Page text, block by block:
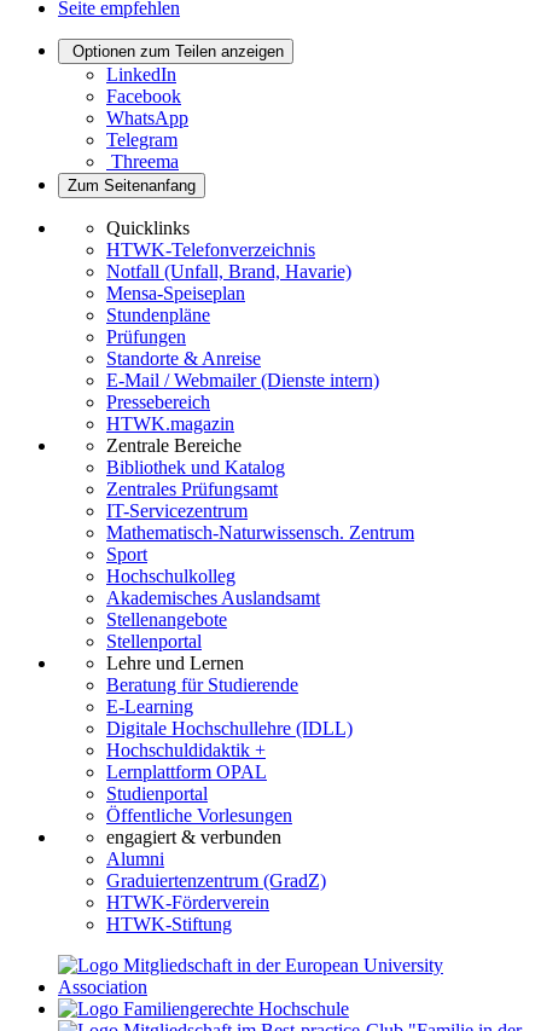
Seite empfehlen
Optionen zum Teilen anzeigen
LinkedIn
Facebook
WhatsApp
Telegram
Threema
Zum Seitenanfang
Quicklinks
HTWK-Telefonverzeichnis
Notfall (Unfall, Brand, Havarie)
Mensa-Speiseplan
Stundenpläne
Prüfungen
Standorte & Anreise
E-Mail / Webmailer (Dienste intern)
Pressebereich
HTWK.magazin
Zentrale Bereiche
Bibliothek und Katalog
Zentrales Prüfungsamt
IT-Servicezentrum
Mathematisch-Naturwissensch. Zentrum
Sport
Hochschulkolleg
Akademisches Auslandsamt
Stellenangebote
Stellenportal
Lehre und Lernen
Beratung für Studierende
E-Learning
Digitale Hochschullehre (IDLL)
Hochschuldidaktik +
Lernplattform OPAL
Studienportal
Öffentliche Vorlesungen
engagiert & verbunden
Alumni
Graduiertenzentrum (GradZ)
HTWK-Förderverein
HTWK-Stiftung